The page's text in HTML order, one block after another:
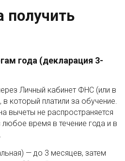
получить
года (декларация 3-
Личный кабинет ФНС (или в
в который платили за обучение.
вычеты не распространяется
время в течение года и в
— до 3 месяцев, затем